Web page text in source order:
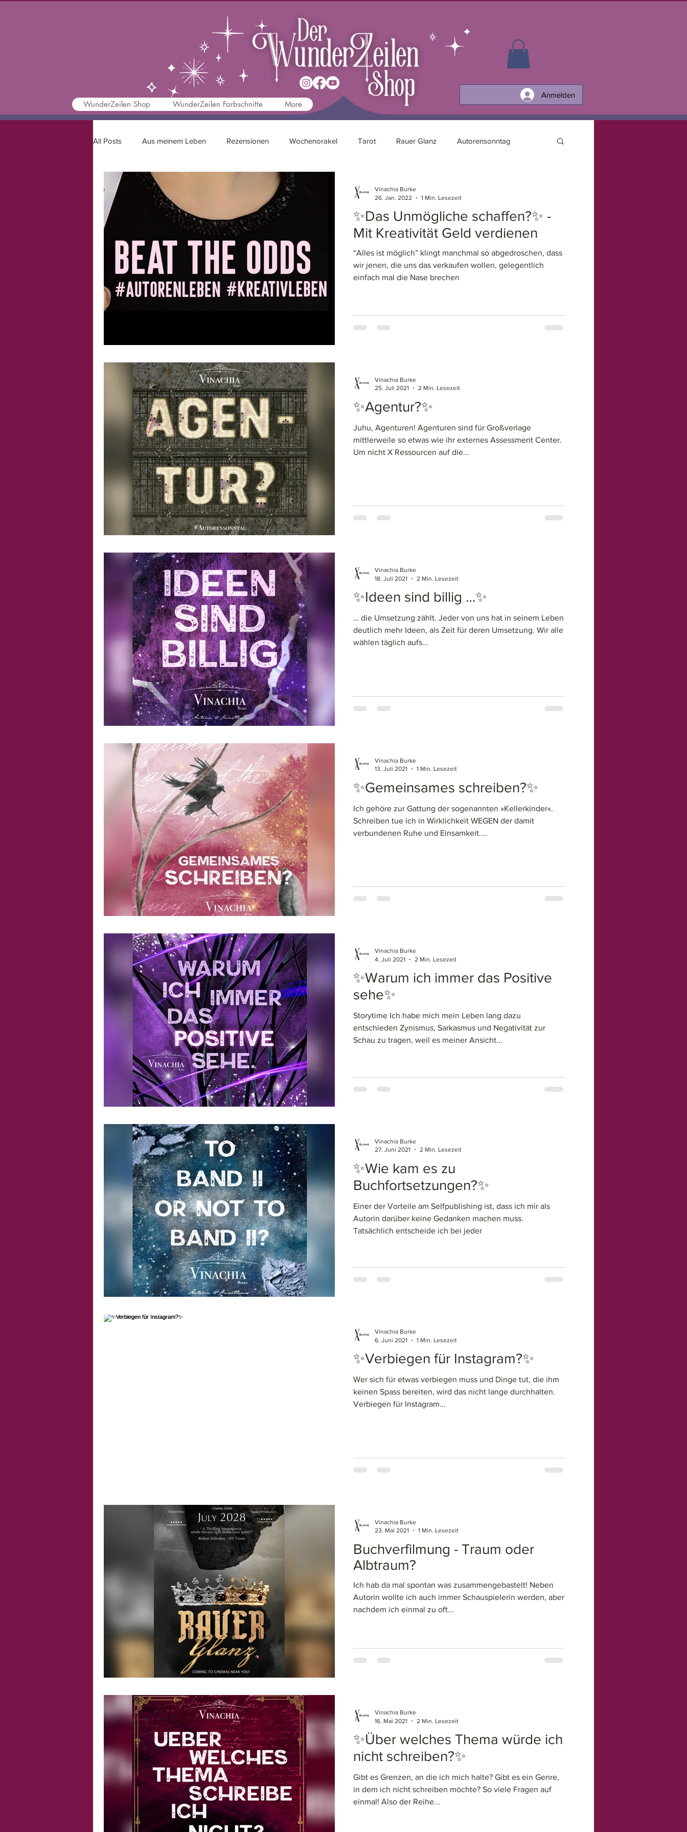
Anmelden
WunderZeilen Shop WunderZeilen Farbschnitte More
All Posts Aus meinem Leben Rezensionen Wochenorakel Tarot Rauer Glanz Autorensonntag
Schreibtipps Autorenleben
✨Das Unmögliche schaffen?✨ -
Mit Kreativität Geld verdienen
“Alles ist möglich” klingt manchmal so abgedroschen, dass
wir jenen, die uns das verkaufen wollen, gelegentlich
einfach mal die Nase brechen
Vinachia Burke
26. Jan. 2022
1 Min. Lesezeit
✨Agentur?✨
Juhu, Agenturen! Agenturen sind für Großverlage
mittlerweile so etwas wie ihr externes Assessment Center.
Um nicht X Ressourcen auf die...
Vinachia Burke
25. Juli 2021
2 Min. Lesezeit
✨Ideen sind billig …✨
… die Umsetzung zählt. Jeder von uns hat in seinem Leben
deutlich mehr Ideen, als Zeit für deren Umsetzung. Wir alle
wählen täglich aufs...
Vinachia Burke
18. Juli 2021
2 Min. Lesezeit
✨Gemeinsames schreiben?✨
Ich gehöre zur Gattung der sogenannten »Kellerkinder«.
Schreiben tue ich in Wirklichkeit WEGEN der damit
verbundenen Ruhe und Einsamkeit....
Vinachia Burke
13. Juli 2021
1 Min. Lesezeit
✨Warum ich immer das Positive
sehe✨
Storytime Ich habe mich mein Leben lang dazu
entschieden Zynismus, Sarkasmus und Negativität zur
Schau zu tragen, weil es meiner Ansicht...
Vinachia Burke
4. Juli 2021
2 Min. Lesezeit
✨Wie kam es zu
Buchfortsetzungen?✨
Einer der Vorteile am Selfpublishing ist, dass ich mir als
Autorin darüber keine Gedanken machen muss.
Tatsächlich entscheide ich bei jeder
Vinachia Burke
27. Juni 2021
2 Min. Lesezeit
✨Verbiegen für Instagram?✨
Wer sich für etwas verbiegen muss und Dinge tut, die ihm
keinen Spass bereiten, wird das nicht lange durchhalten.
Verbiegen für Instagram...
Vinachia Burke
6. Juni 2021
1 Min. Lesezeit
Buchverfilmung - Traum oder
Albtraum?
Ich hab da mal spontan was zusammengebastelt! Neben
Autorin wollte ich auch immer Schauspielerin werden, aber
nachdem ich einmal zu oft...
Vinachia Burke
23. Mai 2021
1 Min. Lesezeit
✨Über welches Thema würde ich
nicht schreiben?✨
Gibt es Grenzen, an die ich mich halte? Gibt es ein Genre,
in dem ich nicht schreiben möchte? So viele Fragen auf
einmal! Also der Reihe...
Vinachia Burke
16. Mai 2021
2 Min. Lesezeit